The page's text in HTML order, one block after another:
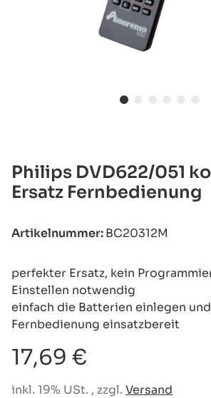
Philips DVD622/051
Ersatz Fernbedienung
Artikelnummer:BC20312M
perfekter Ersatz, kein
Einstellen notwendig
einfach die Batterien einlegen
Fernbedienung einsatzbereit
17,69 €
inkl. 19% USt. , zzgl. Versand